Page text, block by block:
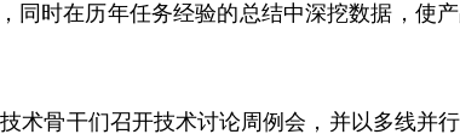
同时在历年任务经验的总结中深挖数据，使
骨干们召开技术讨论周例会，并以多线并